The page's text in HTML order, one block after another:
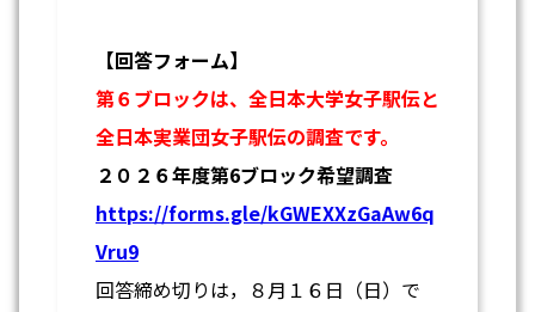
【回答フォーム】
第６ブロックは、全日本大学女子駅伝と
全日本実業団女子駅伝の調査です。
２０２６年度第6ブロック希望調査
https://forms.gle/kGWEXXzGaAw6q
Vru9
回答締め切りは，８月１６日（日）で